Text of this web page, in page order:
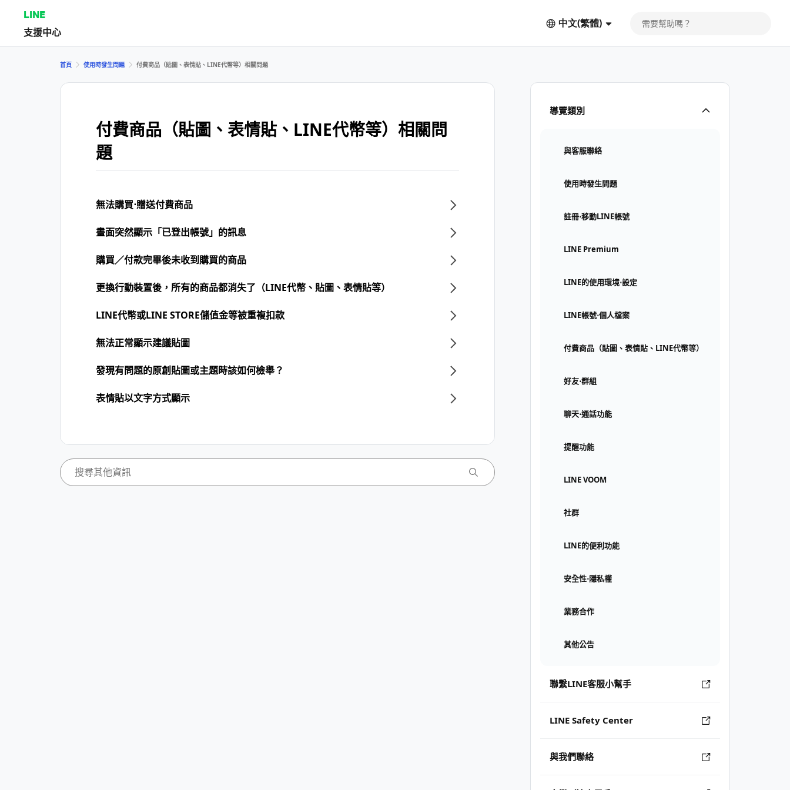
LINE
支援中心
中文(繁體)
導覽類別
與客服聯絡
使用時發生問題
註冊⋅移動LINE帳號
LINE Premium
LINE的使用環境⋅設定
LINE帳號⋅個人檔案
付費商品（貼圖、表情貼、LINE代幣等）
好友⋅群組
聊天⋅通話功能
提醒功能
LINE VOOM
社群
LINE的便利功能
安全性⋅隱私權
業務合作
其他公告
聯繫LINE客服小幫手
LINE Safety Center
與我們聯絡
首頁 使用時發生問題 付費商品（貼圖、表情貼、LINE代幣等）相關問題
付費商品（貼圖、表情貼、LINE代幣等）相關問
題
無法購買⋅贈送付費商品
畫面突然顯示「已登出帳號」的訊息
購買／付款完畢後未收到購買的商品
更換行動裝置後，所有的商品都消失了（LINE代幣、貼圖、表情貼等）
LINE代幣或LINE STORE儲值金等被重複扣款
無法正常顯示建議貼圖
發現有問題的原創貼圖或主題時該如何檢舉？
表情貼以文字方式顯示